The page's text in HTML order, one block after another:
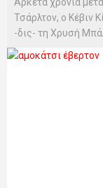
Αρκετά χρόνια
Τσάρλτον, ο Κέβιν
-δις- τη Χρυσή